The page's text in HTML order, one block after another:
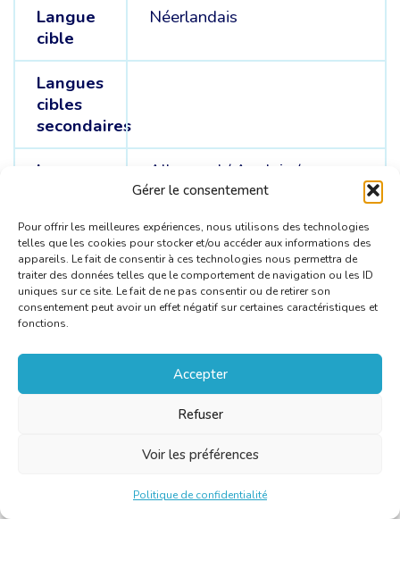
Gérer le consentement
Pour offrir les meilleures expériences, nous utilisons des technologies
telles que les cookies pour stocker et/ou accéder aux informations des
appareils. Le fait de consentir à ces technologies nous permettra de
traiter des données telles que le comportement de navigation ou les ID
uniques sur ce site. Le fait de ne pas consentir ou de retirer son
consentement peut avoir un effet négatif sur certaines caractéristiques et
fonctions.
Accepter
Refuser
Voir les préférences
Politique de confidentialité
Langue
cible
Néerlandais
Langues
cibles
secondaires
Langue
Allemand / Anglais /
Français /Suédois